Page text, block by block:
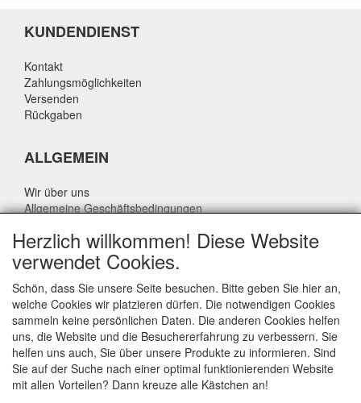
KUNDENDIENST
Kontakt
Zahlungsmöglichkeiten
Versenden
Rückgaben
ALLGEMEIN
Wir über uns
Allgemeine Geschäftsbedingungen
Haftungsausschluss
Über Rik Thijssen
ALLGEMEIN
www.rikthijssenshop.nl
Logistik durch OTOPARTS BV
Herzlich willkommen! Diese Website
verwendet Cookies.
Schön, dass Sie unsere Seite besuchen. Bitte geben Sie hier an,
welche Cookies wir platzieren dürfen. Die notwendigen Cookies
sammeln keine persönlichen Daten. Die anderen Cookies helfen
uns, die Website und die Besuchererfahrung zu verbessern. Sie
helfen uns auch, Sie über unsere Produkte zu informieren. Sind
Sie auf der Suche nach einer optimal funktionierenden Website
mit allen Vorteilen? Dann kreuze alle Kästchen an!